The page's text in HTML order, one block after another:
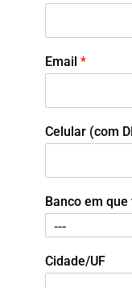
Email *
Celular (com
Banco em
Cidade/UF